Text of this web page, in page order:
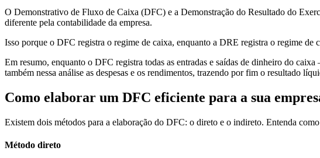
O Demonstrativo de Fluxo de Caixa (DFC) e a Demonstração do Resultado do
diferente pela contabilidade da empresa.
Isso porque o DFC registra o regime de caixa, enquanto a DRE registra o regime de
Em resumo, enquanto o DFC registra todas as entradas e saídas de dinheiro do
também nessa análise as despesas e os rendimentos, trazendo por fim o resultado
Como elaborar um DFC eficiente para a sua
Existem dois métodos para a elaboração do DFC: o direto e o indireto. Entenda
Método direto